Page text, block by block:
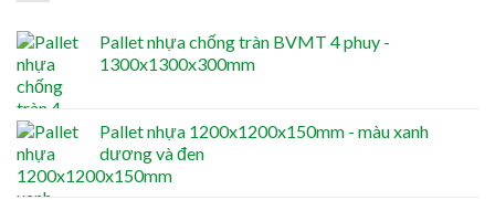
Pallet nhựa chống tràn BVMT 4 phuy -
1300x1300x300mm
Pallet nhựa 1200x1200x150mm - màu xanh
dương và đen